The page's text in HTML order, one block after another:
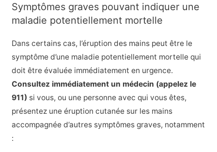
Symptômes graves pouvant indiquer une
maladie potentiellement mortelle
Dans certains cas, l’éruption des mains peut être le
symptôme d’une maladie potentiellement mortelle qui
doit être évaluée immédiatement en urgence.
Consultez immédiatement un médecin (appelez le
911) si vous, ou une personne avec qui vous êtes,
présentez une éruption cutanée sur les mains
accompagnée d’autres symptômes graves, notamment
: